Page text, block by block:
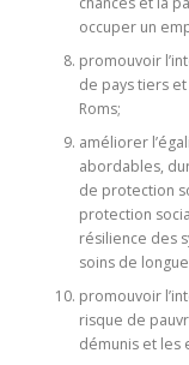
occuper un
promouvoir
de pays tiers
Roms;
améliorer
abordables,
de protection
protection
résilience des
soins de
promouvoir
risque de
démunis et les